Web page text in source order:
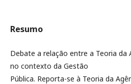
Resumo
Debate a relação entre a Teoria da
no contexto da Gestão
Pública. Reporta-se à Teoria da